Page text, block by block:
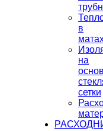
в
на
сетки